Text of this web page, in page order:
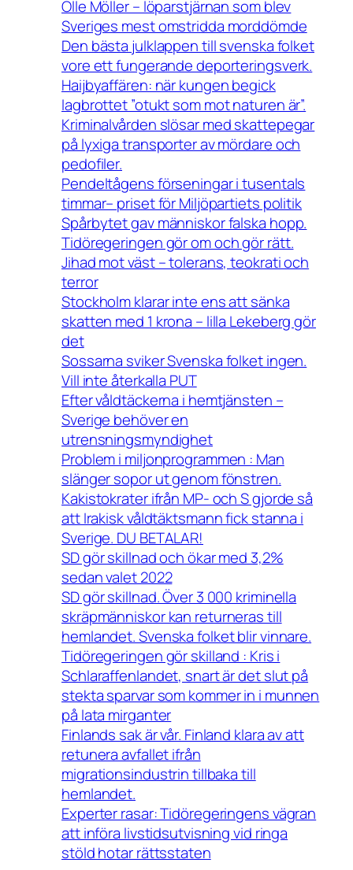
Olle Möller – löparstjärnan som blev
Sveriges mest omstridda morddömde
Den bästa julklappen till svenska folket
vore ett fungerande deporteringsverk.
Haijbyaffären: när kungen begick
lagbrottet ”otukt som mot naturen är”.
Kriminalvården slösar med skattepegar
på lyxiga transporter av mördare och
pedofiler.
Pendeltågens förseningar i tusentals
timmar– priset för Miljöpartiets politik
Spårbytet gav människor falska hopp.
Tidöregeringen gör om och gör rätt.
Jihad mot väst – tolerans, teokrati och
terror
Stockholm klarar inte ens att sänka
skatten med 1 krona – lilla Lekeberg gör
det
Sossarna sviker Svenska folket ingen.
Vill inte återkalla PUT
Efter våldtäckerna i hemtjänsten –
Sverige behöver en
utrensningsmyndighet
Problem i miljonprogrammen : Man
slänger sopor ut genom fönstren.
Kakistokrater ifrån MP- och S gjorde så
att Irakisk våldtäktsmann fick stanna i
Sverige. DU BETALAR!
SD gör skillnad och ökar med 3,2%
sedan valet 2022
SD gör skillnad. Över 3 000 kriminella
skräpmänniskor kan returneras till
hemlandet. Svenska folket blir vinnare.
Tidöregeringen gör skilland : Kris i
Schlaraffenlandet, snart är det slut på
stekta sparvar som kommer in i munnen
på lata mirganter
Finlands sak är vår. Finland klara av att
retunera avfallet ifrån
migrationsindustrin tillbaka till
hemlandet.
Experter rasar: Tidöregeringens vägran
att införa livstidsutvisning vid ringa
stöld hotar rättsstaten